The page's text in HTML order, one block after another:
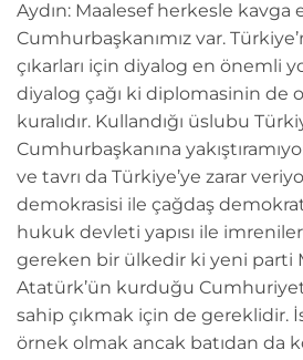
Aydın: Maalesef herkesle kavga
Cumhurbaşkanımız var.
çıkarları için diyalog en önemli
diyalog çağı ki diplomasinin de
kuralıdır. Kullandığı üslubu
Cumhurbaşkanına
ve tavrı da Türkiye’ye zarar
demokrasisi ile çağdaş
hukuk devleti yapısı ile
gereken bir ülkedir ki yeni parti
Atatürk’ün kurduğu
sahip çıkmak için de gereklidir.
örnek olmak ancak batıdan da